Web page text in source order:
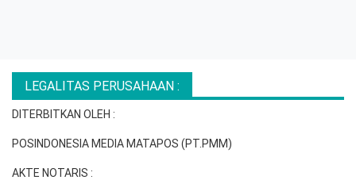
LEGALITAS PERUSAHAAN :
DITERBITKAN OLEH :
POSINDONESIA MEDIA MATAPOS (PT.PMM)
AKTE NOTARIS :